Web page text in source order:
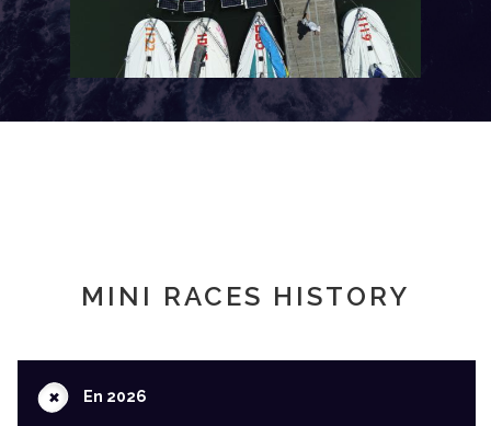
MINI RACES HISTORY
+En 2026